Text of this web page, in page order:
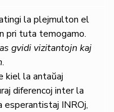
la plejmulton el
pri tuta temogamo.
gvidi vizitantojn kaj
.
kiel la antaŭaj
diferencoj inter la
esperantistaj INROj,